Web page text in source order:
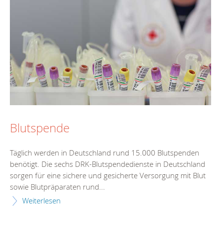
Blutspende
Täglich werden in Deutschland rund 15.000 Blutspenden
benötigt. Die sechs DRK-Blutspendedienste in Deutschland
sorgen für eine sichere und gesicherte Versorgung mit Blut
sowie Blutpräparaten rund...
Weiterlesen